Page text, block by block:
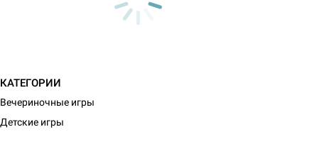
КАТЕГОРИИ
Вечериночные игры
Детские игры